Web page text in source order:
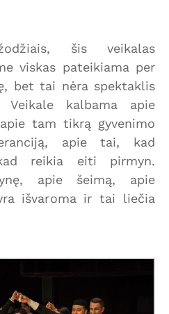
šis veikalas
viskas pateikiama per
bet tai nėra spektaklis
Veikale kalbama apie
tam tikrą gyvenimo
apie tai, kad
reikia eiti pirmyn.
apie šeimą, apie
išvaroma ir tai liečia